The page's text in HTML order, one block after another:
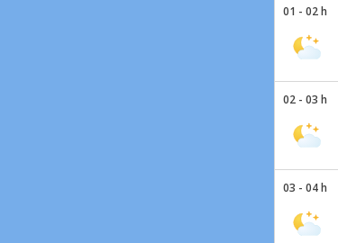
01 - 02 h
02 - 03 h
03 - 04 h